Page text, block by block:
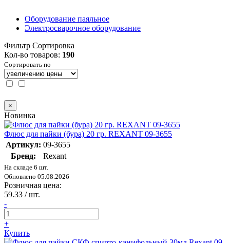
Оборудование паяльное
Электросварочное оборудование
Фильтр Сортировка
Кол-во товаров: 190
Сортировать по
×
Новинка
Флюс для пайки (бура) 20 гр. REXANT 09-3655
Артикул: 09-3655
Бренд:
Rexant
На складе 6 шт.
Обновлено 05.08.2026
Розничная цена:
59.33 / шт.
-
+
Купить